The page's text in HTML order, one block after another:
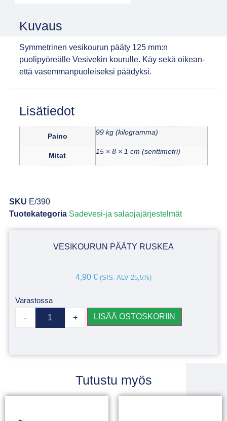
Kuvaus
Symmetrinen vesikourun pääty 125 mm:n
puolipyöreälle Vesivekin kourulle. Käy sekä oikean-
että vasemmanpuoleiseksi päädyksi.
Lisätiedot
Paino 99 kg (kilogramma)
Mitat 15 × 8 × 1 cm (senttimetri)
SKU E/390
Tuotekategoria Sadevesi-ja salaojajärjestelmät
VESIKOURUN PÄÄTY RUSKEA
4,90 € (SIS. ALV 25,5%)
Varastossa
- + LISÄÄ OSTOSKORIIN
Tutustu myös